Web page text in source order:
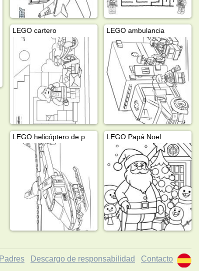
LEGO cartero LEGO ambulancia
LEGO helicóptero de policía LEGO Papá Noel
Padres Descargo de responsabilidad Contacto